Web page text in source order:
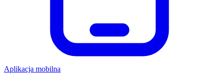
Aplikacja mobilna